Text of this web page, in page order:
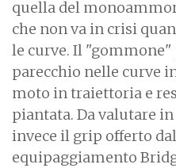
quella del
che non va in crisi
le curve. Il
parecchio nelle curve
moto in traiettoria e
piantata. Da valutare
invece il grip offerto
equipaggiamento